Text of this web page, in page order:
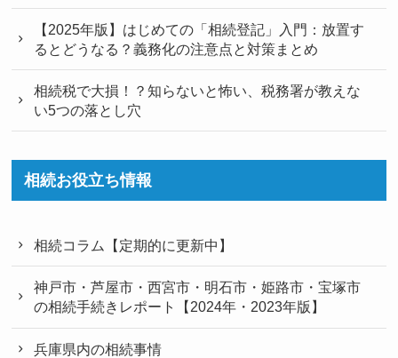
【2025年版】はじめての「相続登記」入門：放置す
るとどうなる？義務化の注意点と対策まとめ
相続税で大損！？知らないと怖い、税務署が教えな
い5つの落とし穴
相続お役立ち情報
相続コラム【定期的に更新中】
神戸市・芦屋市・西宮市・明石市・姫路市・宝塚市
の相続手続きレポート【2024年・2023年版】
兵庫県内の相続事情